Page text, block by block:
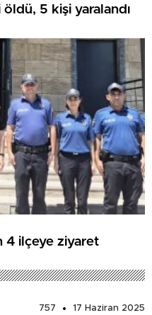
öldü, 5 kişi yaralandı
4 ilçeye ziyaret
757
17 Haziran 2025